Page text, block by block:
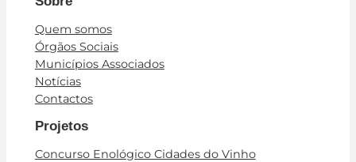
Quem somos
Órgãos Sociais
Municípios Associados
Notícias
Contactos
Projetos
Concurso Enológico Cidades do Vinho